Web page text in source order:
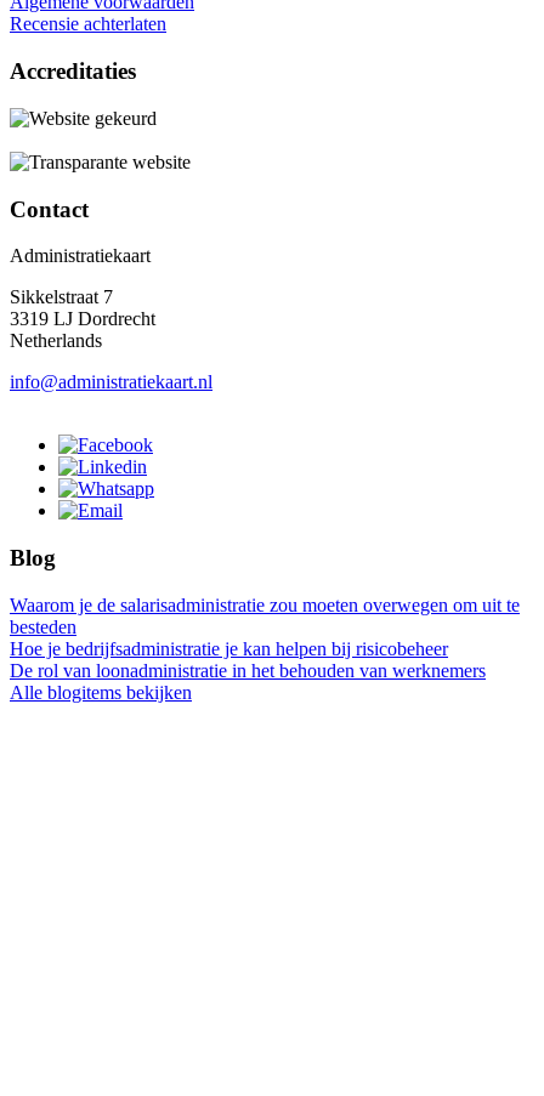
Recensie achterlaten
Accreditaties
Contact
Administratiekaart
Sikkelstraat 7
3319 LJ Dordrecht
Netherlands
info@administratiekaart.nl
Blog
Waarom je de salarisadministratie zou moeten overwegen om uit te
besteden
Hoe je bedrijfsadministratie je kan helpen bij risicobeheer
De rol van loonadministratie in het behouden van werknemers
Alle blogitems bekijken